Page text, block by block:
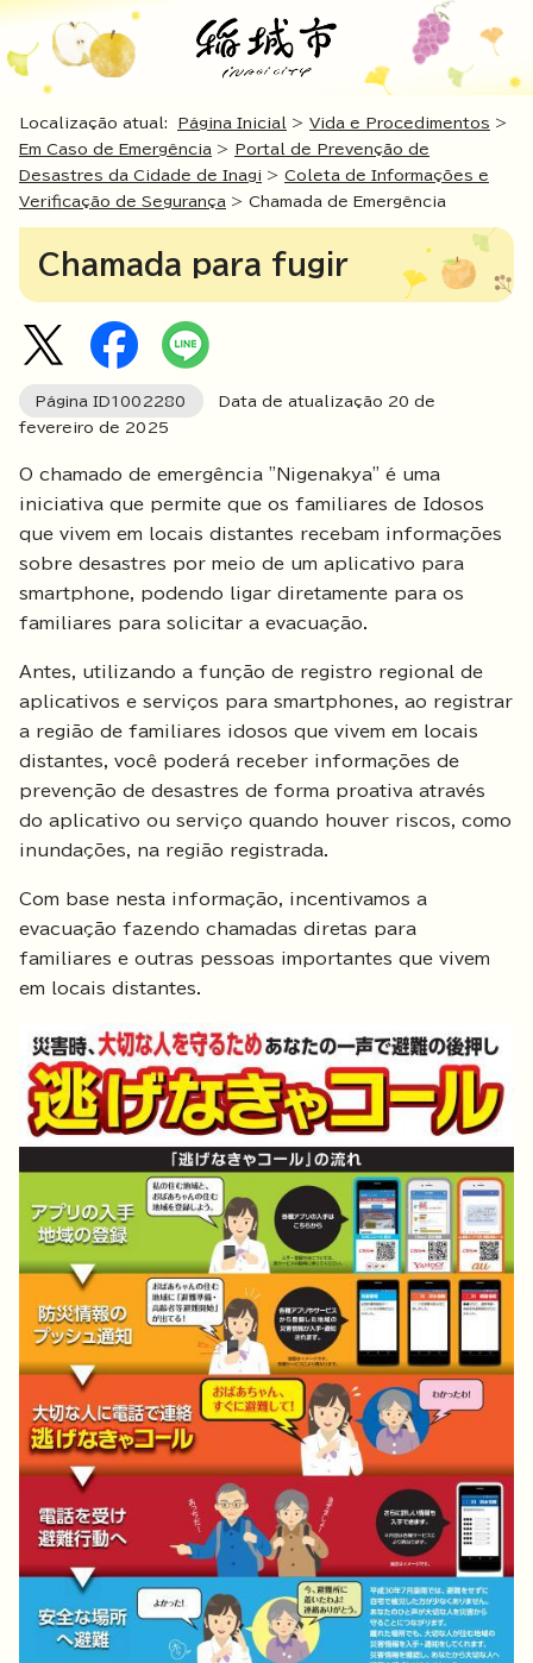
Localização atual: Página Inicial > Vida e Procedimentos >
Em Caso de Emergência >
Portal de Prevenção de
Desastres da Cidade de Inagi > Coleta de Informações e
Verificação de Segurança > Chamada de Emergência
Chamada para fugir
Página ID1002280 Data de atualização 20 de
fevereiro de 2025
O chamado de emergência "Nigenakya" é uma
iniciativa que permite que os familiares de Idosos
que vivem em locais distantes recebam informações
sobre desastres por meio de um aplicativo para
smartphone, podendo ligar diretamente para os
familiares para solicitar a evacuação.
Antes, utilizando a função de registro regional de
aplicativos e serviços para smartphones, ao registrar
a região de familiares idosos que vivem em locais
distantes, você poderá receber informações de
prevenção de desastres de forma proativa através
do aplicativo ou serviço quando houver riscos, como
inundações, na região registrada.
Com base nesta informação, incentivamos a
evacuação fazendo chamadas diretas para
familiares e outras pessoas importantes que vivem
em locais distantes.